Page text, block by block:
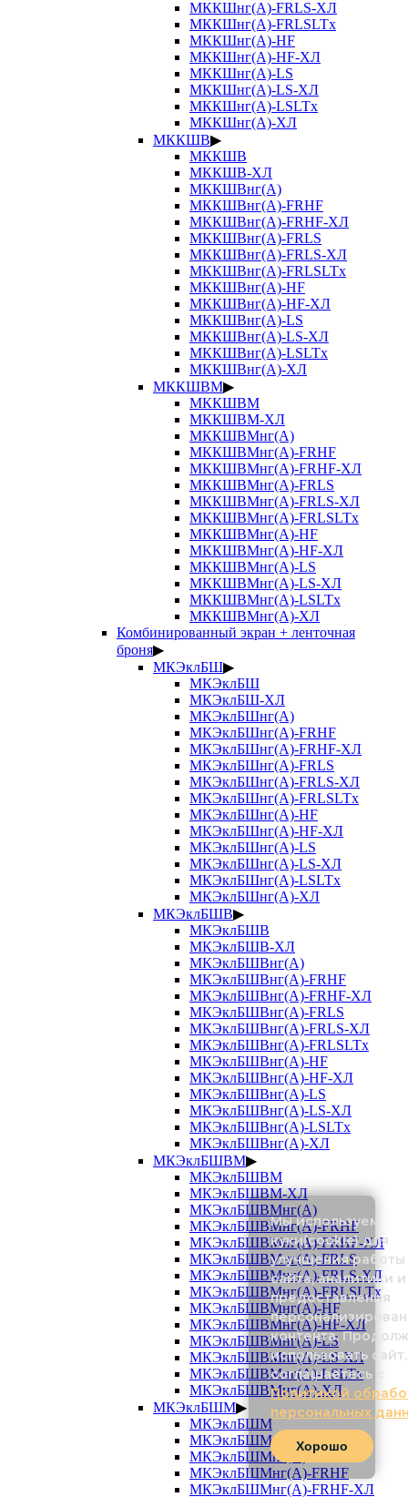
МККШнг(А)-FRLS-ХЛ
МККШнг(А)-FRLSLTx
МККШнг(А)-HF
МККШнг(А)-HF-ХЛ
МККШнг(А)-LS
МККШнг(А)-LS-ХЛ
МККШнг(А)-LSLTx
МККШнг(А)-ХЛ
МККШВ▶
МККШВ
МККШВ-ХЛ
МККШВнг(А)
МККШВнг(А)-FRHF
МККШВнг(А)-FRHF-ХЛ
МККШВнг(А)-FRLS
МККШВнг(А)-FRLS-ХЛ
МККШВнг(А)-FRLSLTx
МККШВнг(А)-HF
МККШВнг(А)-HF-ХЛ
МККШВнг(А)-LS
МККШВнг(А)-LS-ХЛ
МККШВнг(А)-LSLTx
МККШВнг(А)-ХЛ
МККШВМ▶
МККШВМ
МККШВМ-ХЛ
МККШВМнг(А)
МККШВМнг(А)-FRHF
МККШВМнг(А)-FRHF-ХЛ
МККШВМнг(А)-FRLS
МККШВМнг(А)-FRLS-ХЛ
МККШВМнг(А)-FRLSLTx
МККШВМнг(А)-HF
МККШВМнг(А)-HF-ХЛ
МККШВМнг(А)-LS
МККШВМнг(А)-LS-ХЛ
МККШВМнг(А)-LSLTx
МККШВМнг(А)-ХЛ
Комбинированный экран + ленточная
броня▶
МКЭклБШ▶
МКЭклБШ
МКЭклБШ-ХЛ
МКЭклБШнг(А)
МКЭклБШнг(А)-FRHF
МКЭклБШнг(А)-FRHF-ХЛ
МКЭклБШнг(А)-FRLS
МКЭклБШнг(А)-FRLS-ХЛ
МКЭклБШнг(А)-FRLSLTx
МКЭклБШнг(А)-HF
МКЭклБШнг(А)-HF-ХЛ
МКЭклБШнг(А)-LS
МКЭклБШнг(А)-LS-ХЛ
МКЭклБШнг(А)-LSLTx
МКЭклБШнг(А)-ХЛ
МКЭклБШВ▶
МКЭклБШВ
МКЭклБШВ-ХЛ
МКЭклБШВнг(А)
МКЭклБШВнг(А)-FRHF
МКЭклБШВнг(А)-FRHF-ХЛ
МКЭклБШВнг(А)-FRLS
МКЭклБШВнг(А)-FRLS-ХЛ
МКЭклБШВнг(А)-FRLSLTx
МКЭклБШВнг(А)-HF
МКЭклБШВнг(А)-HF-ХЛ
МКЭклБШВнг(А)-LS
МКЭклБШВнг(А)-LS-ХЛ
МКЭклБШВнг(А)-LSLTx
МКЭклБШВнг(А)-ХЛ
МКЭклБШВМ▶
МКЭклБШВМ
МКЭклБШВМ-ХЛ
МКЭклБШВМнг(А)
МКЭклБШВМнг(А)-FRHF
МКЭклБШВМнг(А)-FRHF-ХЛ
МКЭклБШВМнг(А)-FRLS
МКЭклБШВМнг(А)-FRLS-ХЛ
МКЭклБШВМнг(А)-FRLSLTx
МКЭклБШВМнг(А)-HF
МКЭклБШВМнг(А)-HF-ХЛ
МКЭклБШВМнг(А)-LS
МКЭклБШВМнг(А)-LS-ХЛ
МКЭклБШВМнг(А)-LSLTx
МКЭклБШВМнг(А)-ХЛ
МКЭклБШМ▶
МКЭклБШМ
МКЭклБШМ-ХЛ
МКЭклБШМнг(А)
МКЭклБШМнг(А)-FRHF
МКЭклБШМнг(А)-FRHF-ХЛ
Мы используем
куки(cookie) для
улучшения работы
сайта, аналитики и
предоставления
контента.
использовать
соглашаетесь с
Политикой
персональных
Хорошо